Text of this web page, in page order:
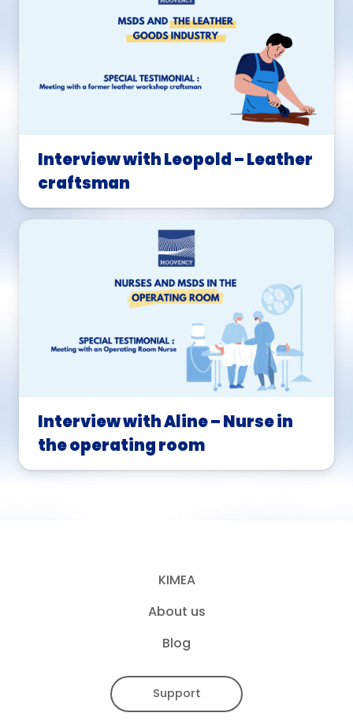
Interview with Leopold – Leather
craftsman
Interview with Aline – Nurse in
the operating room
KIMEA
About us
Blog
Support